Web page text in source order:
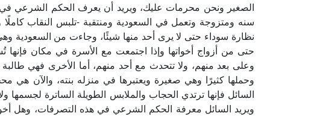
الصغير ونحن محرمات عليك، ويريد أن يعرف الحكم الشرعي
سنه ومتزوجة وتعمل في السعودية ومنتقبة -تلبس النقاب كاملًا
نظارة سوداء حتى لا يرى أحد منها شيئًا، وجاءت من السعودية
حتى من أزواج أخواتها وإذا اجتمعت مع الأسرة في مكان فإنها
وعلى بعد منهم، ولا تتحدث مع أحد منهم، أما الأخرى فهي
وحملها كثيرًا وهي صغيرة ويعتبرها في منزله بنته، والآن هي
السائل فإنها ترتدي الحجاب والملابس الطويلة الساترة لجسمها
ويريد السائل معرفة الحكم الشرعي في هذه التصرفات، وهل